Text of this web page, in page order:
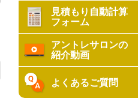
見積もり自動計算
フォーム
アントレサロンの
紹介動画
よくあるご質問